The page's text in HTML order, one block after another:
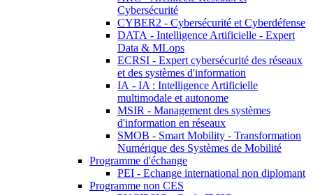
Cybersécurité
CYBER2 - Cybersécurité et Cyberdéfense
DATA - Intelligence Artificielle - Expert
Data & MLops
ECRSI - Expert cybersécurité des réseaux
et des systèmes d'information
IA - IA : Intelligence Artificielle
multimodale et autonome
MSIR - Management des systèmes
d'information en réseaux
SMOB - Smart Mobility - Transformation
Numérique des Systèmes de Mobilité
Programme d'échange
PEI - Echange international non diplomant
Programme non CES